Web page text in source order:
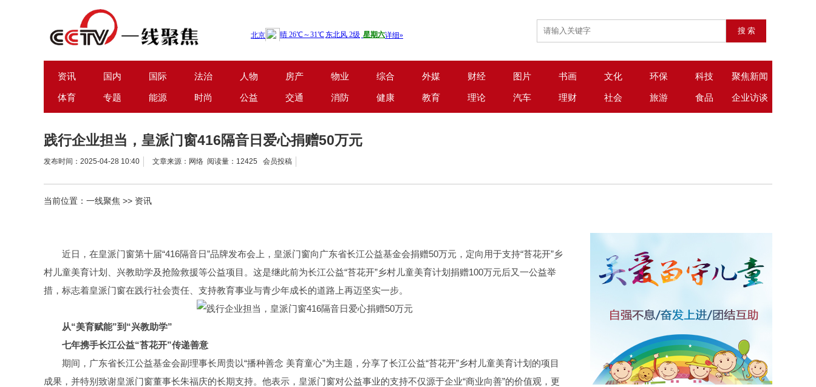
资讯 国内 国际 法治 人物 房产 物业 综合 外媒 财经 图片 书画 文化 环保 科技 聚焦新闻
体育 专题 能源 时尚 公益 交通 消防 健康 教育 理论 汽车 理财 社会 旅游 食品 企业访谈
践行企业担当，皇派门窗416隔音日爱心捐赠50万元
发布时间：2025-04-28 10:40 文章来源：网络 阅读量：12425 会员投稿
当前位置： 一线聚焦 >> 资讯
近日，在皇派门窗第十届“416隔音日”品牌发布会上，皇派门窗向广东省长江公益基金会捐赠50万元，定向用于支持“苔花开”乡
村儿童美育计划、兴教助学及抢险救援等公益项目。这是继此前为长江公益“苔花开”乡村儿童美育计划捐赠100万元后又一公益举
措，标志着皇派门窗在践行社会责任、支持教育事业与青少年成长的道路上再迈坚实一步。
从“美育赋能”到“兴教助学”
七年携手长江公益“苔花开”传递善意
期间，广东省长江公益基金会副理事长周贵以“播种善念 美育童心”为主题，分享了长江公益“苔花开”乡村儿童美育计划的项目
成果，并特别致谢皇派门窗董事长朱福庆的长期支持。他表示，皇派门窗对公益事业的支持不仅源于企业“商业向善”的价值观，更